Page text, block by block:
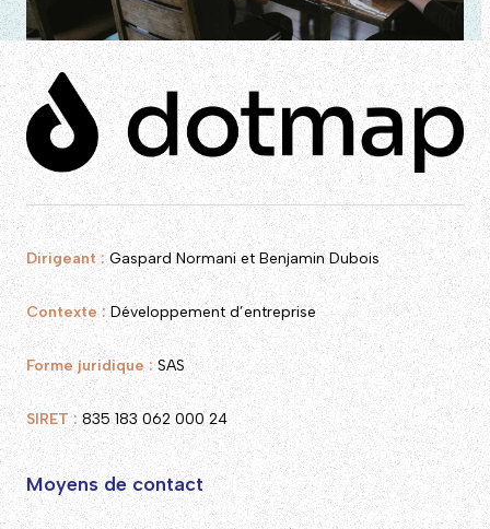
Dirigeant :Gaspard Normani et Benjamin Dubois
Contexte :Développement d’entreprise
Forme juridique :SAS
SIRET :835 183 062 000 24
Moyens de contact